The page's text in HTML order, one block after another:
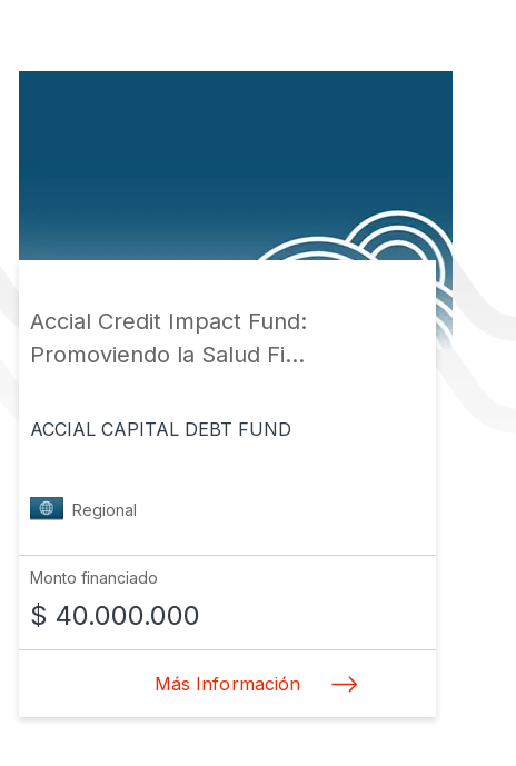
Accial Credit Impact Fund:
Promoviendo la Salud Fi...
ACCIAL CAPITAL DEBT FUND
Regional
Monto financiado
$ 40.000.000
Más Información